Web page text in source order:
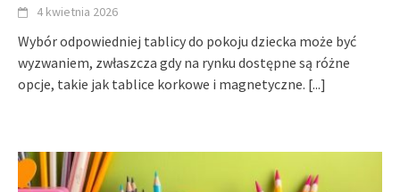
4 kwietnia 2026
Wybór odpowiedniej tablicy do pokoju dziecka może być
wyzwaniem, zwłaszcza gdy na rynku dostępne są różne
opcje, takie jak tablice korkowe i magnetyczne. [...]